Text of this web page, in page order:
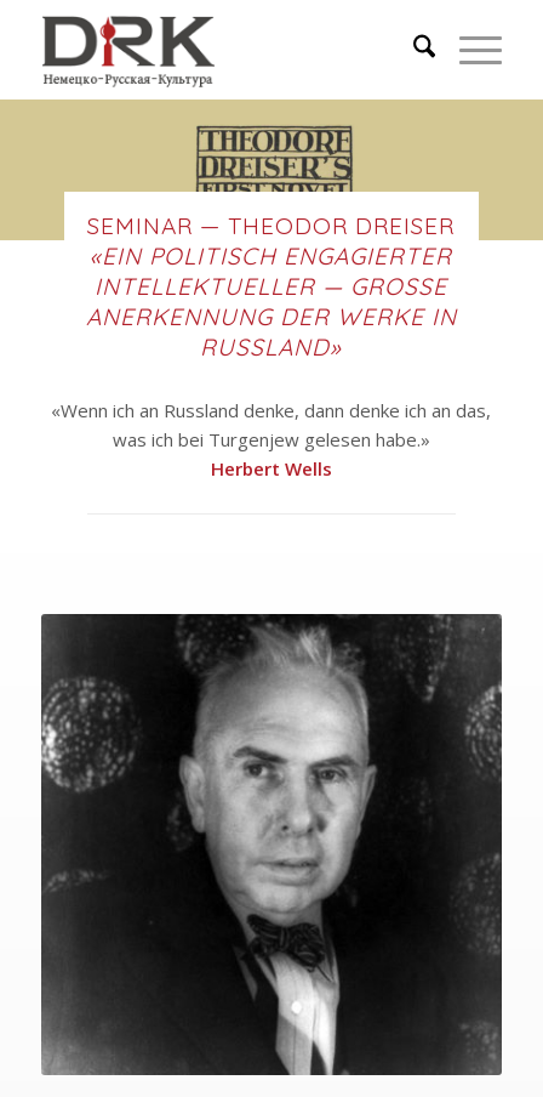
SEMINAR — THEODOR DREISER
«EIN POLITISCH ENGAGIERTER
INTELLEKTUELLER — GROSSE A
NERKENNUNG DER WERKE IN R
USSLAND»
«Wenn ich an Russland denke, dann denke ich an das,
was ich bei Turgenjew gelesen habe.»
Herbert Wells